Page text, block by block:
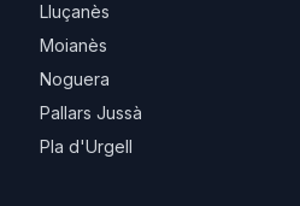
Lluçanès
Moianès
Noguera
Pallars Jussà
Pla d'Urgell